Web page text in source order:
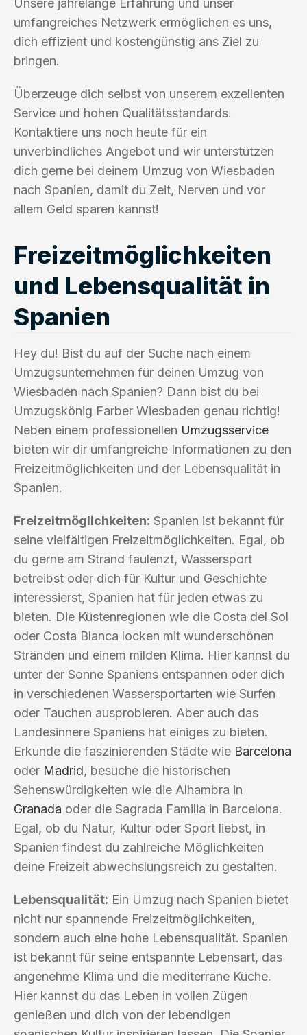
Unsere jahrelange Erfahrung und unser
umfangreiches Netzwerk ermöglichen es uns,
dich effizient und kostengünstig ans Ziel zu
bringen.
Überzeuge dich selbst von unserem exzellenten
Service und hohen Qualitätsstandards.
Kontaktiere uns noch heute für ein
unverbindliches Angebot und wir unterstützen
dich gerne bei deinem Umzug von Wiesbaden
nach Spanien, damit du Zeit, Nerven und vor
allem Geld sparen kannst!
Freizeitmöglichkeiten
und Lebensqualität in
Spanien
Hey du! Bist du auf der Suche nach einem
Umzugsunternehmen für deinen Umzug von
Wiesbaden nach Spanien? Dann bist du bei
Umzugskönig Farber Wiesbaden genau richtig!
Neben einem professionellen Umzugsservice
bieten wir dir umfangreiche Informationen zu den
Freizeitmöglichkeiten und der Lebensqualität in
Spanien.
Freizeitmöglichkeiten: Spanien ist bekannt für
seine vielfältigen Freizeitmöglichkeiten. Egal, ob
du gerne am Strand faulenzt, Wassersport
betreibst oder dich für Kultur und Geschichte
interessierst, Spanien hat für jeden etwas zu
bieten. Die Küstenregionen wie die Costa del Sol
oder Costa Blanca locken mit wunderschönen
Stränden und einem milden Klima. Hier kannst du
unter der Sonne Spaniens entspannen oder dich
in verschiedenen Wassersportarten wie Surfen
oder Tauchen ausprobieren. Aber auch das
Landesinnere Spaniens hat einiges zu bieten.
Erkunde die faszinierenden Städte wie Barcelona
oder Madrid, besuche die historischen
Sehenswürdigkeiten wie die Alhambra in
Granada oder die Sagrada Familia in Barcelona.
Egal, ob du Natur, Kultur oder Sport liebst, in
Spanien findest du zahlreiche Möglichkeiten
deine Freizeit abwechslungsreich zu gestalten.
Lebensqualität: Ein Umzug nach Spanien bietet
nicht nur spannende Freizeitmöglichkeiten,
sondern auch eine hohe Lebensqualität. Spanien
ist bekannt für seine entspannte Lebensart, das
angenehme Klima und die mediterrane Küche.
Hier kannst du das Leben in vollen Zügen
genießen und dich von der lebendigen